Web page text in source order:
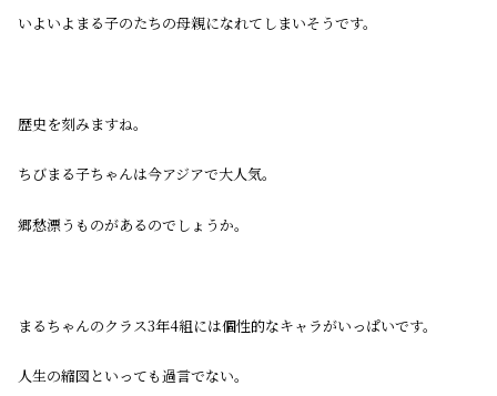
いよいよまる子のたちの母親になれてしまいそうです。
歴史を刻みますね。
ちびまる子ちゃんは今アジアで大人気。
郷愁漂うものがあるのでしょうか。
まるちゃんのクラス3年4組には個性的なキャラがいっぱいです。
人生の縮図といっても過言でない。